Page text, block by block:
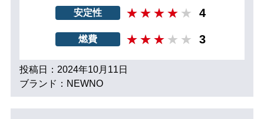
安定性 4
燃費 3
投稿日：2024年10月11日
ブランド：NEWNO